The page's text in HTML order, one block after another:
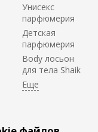
Унисекс
парфюмерия
Детская
парфюмерия
Body лосьон
для тела Shaik